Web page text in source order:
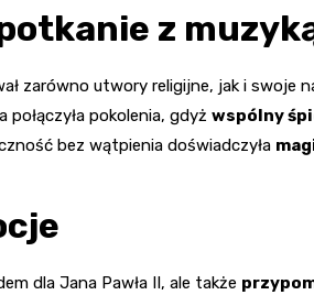
z
zarówno utwory religijne, jak i swoje
pokolenia, gdyż wspólny
bez wątpienia doświadczyła
dla Jana Pawła II, ale także